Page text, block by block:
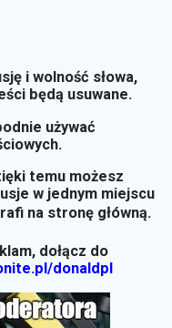
i wolność słowa,
będą usuwane.
używać
temu możesz
w jednym miejscu
na stronę główną.
dołącz do
donaldpl